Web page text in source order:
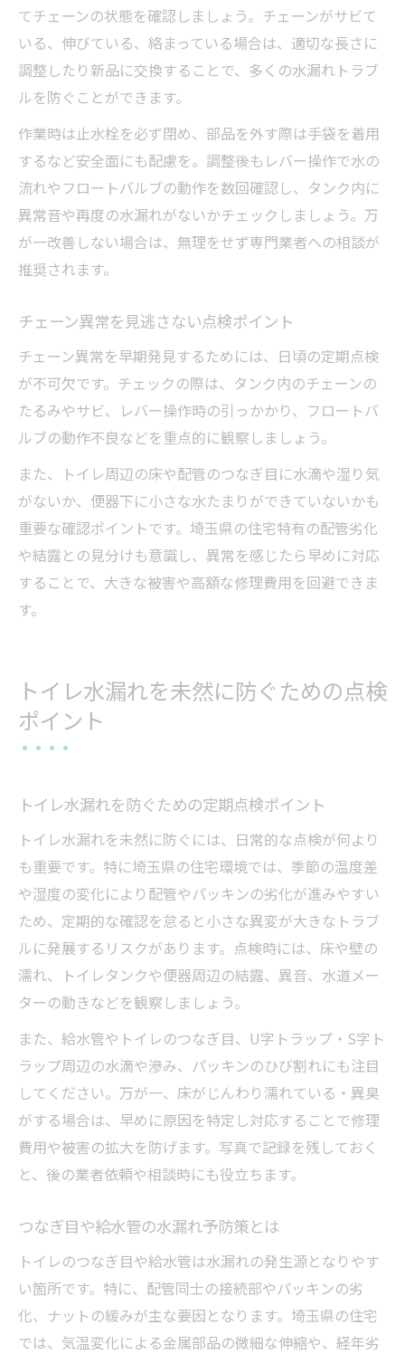
てチェーンの状態を確認しましょう。チェーンがサビて
いる、伸びている、絡まっている場合は、適切な長さに
調整したり新品に交換することで、多くの水漏れトラブ
ルを防ぐことができます。
作業時は止水栓を必ず閉め、部品を外す際は手袋を着用
するなど安全面にも配慮を。調整後もレバー操作で水の
流れやフロートバルブの動作を数回確認し、タンク内に
異常音や再度の水漏れがないかチェックしましょう。万
が一改善しない場合は、無理をせず専門業者への相談が
推奨されます。
チェーン異常を見逃さない点検ポイント
チェーン異常を早期発見するためには、日頃の定期点検
が不可欠です。チェックの際は、タンク内のチェーンの
たるみやサビ、レバー操作時の引っかかり、フロートバ
ルブの動作不良などを重点的に観察しましょう。
また、トイレ周辺の床や配管のつなぎ目に水滴や湿り気
がないか、便器下に小さな水たまりができていないかも
重要な確認ポイントです。埼玉県の住宅特有の配管劣化
や結露との見分けも意識し、異常を感じたら早めに対応
することで、大きな被害や高額な修理費用を回避できま
す。
トイレ水漏れを未然に防ぐための点検
ポイント
トイレ水漏れを防ぐための定期点検ポイント
トイレ水漏れを未然に防ぐには、日常的な点検が何より
も重要です。特に埼玉県の住宅環境では、季節の温度差
や湿度の変化により配管やパッキンの劣化が進みやすい
ため、定期的な確認を怠ると小さな異変が大きなトラブ
ルに発展するリスクがあります。点検時には、床や壁の
濡れ、トイレタンクや便器周辺の結露、異音、水道メー
ターの動きなどを観察しましょう。
また、給水管やトイレのつなぎ目、U字トラップ・S字ト
ラップ周辺の水滴や滲み、パッキンのひび割れにも注目
してください。万が一、床がじんわり濡れている・異臭
がする場合は、早めに原因を特定し対応することで修理
費用や被害の拡大を防げます。写真で記録を残しておく
と、後の業者依頼や相談時にも役立ちます。
つなぎ目や給水管の水漏れ予防策とは
トイレのつなぎ目や給水管は水漏れの発生源となりやす
い箇所です。特に、配管同士の接続部やパッキンの劣
化、ナットの緩みが主な要因となります。埼玉県の住宅
では、気温変化による金属部品の微細な伸縮や、経年劣